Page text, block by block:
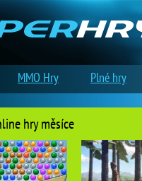
hry měsíce
MMO Hry Plné hry